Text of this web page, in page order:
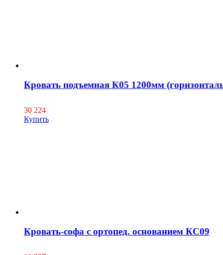
Кровать подъемная К05 1200мм
30 224
Купить
Кровать-софа с ортопед. основанием КС09